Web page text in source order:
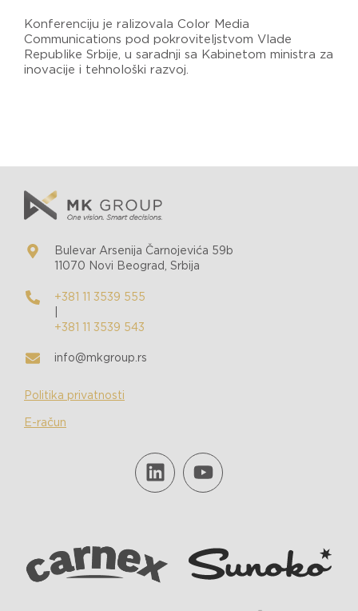
Konferenciju je ralizovala Color Media
Communications pod pokroviteljstvom Vlade
Republike Srbije, u saradnji sa Kabinetom ministra za
inovacije i tehnološki razvoj.
Bulevar Arsenija Čarnojevića 59b
11070 Novi Beograd, Srbija
+381 11 3539 555
+381 11 3539 543
info@mkgroup.rs
Politika privatnosti
E-račun